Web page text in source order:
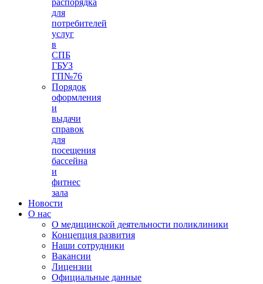
распорядка
для
потребителей
услуг
в
СПБ
ГБУЗ
ГП№76
Порядок
оформления
и
выдачи
справок
для
посещения
бассейна
и
фитнес
зала
Новости
О нас
О медицинской деятельности поликлиники
Концепция развития
Наши сотрудники
Вакансии
Лицензии
Официальные данные